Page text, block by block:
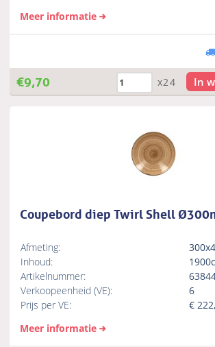
Meer informatie
€9,70 x24 In
Coupebord diep Twirl Shell
Afmeting:
Inhoud:
Artikelnummer:
Verkoopeenheid (VE):
6
Prijs per VE:
€
Meer informatie